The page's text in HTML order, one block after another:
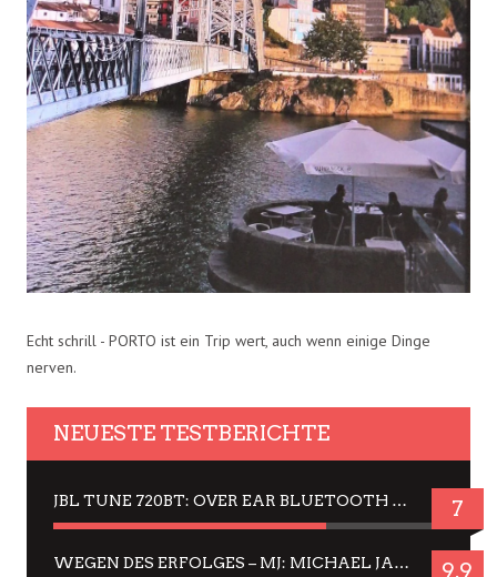
Echt schrill - PORTO ist ein Trip wert, auch wenn einige Dinge
nerven.
NEUESTE TESTBERICHTE
JBL TUNE 720BT: OVER EAR BLUETOOTH KOPFHÖRER UM DIE 50,-€ IM DAUER-TEST 7
WEGEN DES ERFOLGES – MJ: MICHAEL JACKSON MUSICAL IN EINER MATINEE SEHEN 9.9